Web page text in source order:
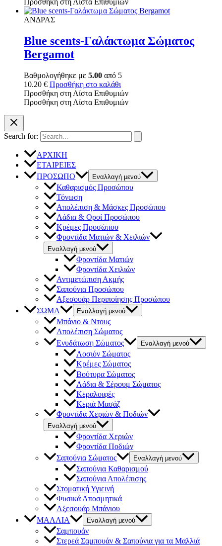
Προσθήκη στη Λίστα Επιθυμιών
ΑΝΔΡΑΣ
Blue scents-Γαλάκτωμα Σώματος
Bergamot
Βαθμολογήθηκε με 5.00 από 5
10.20 € Προσθήκη στο καλάθι
Προσθήκη στη Λίστα Επιθυμιών
Προσθήκη στη Λίστα Επιθυμιών
Search for:
ΑΡΧΙΚΗ
ΕΤΑΙΡΕΙΕΣ
ΠΡΟΣΩΠΟ
Εναλλαγή μενού
Καθαρισμός Προσώπου
Τόνωση
Απολέπιση & Μάσκες Προσώπου
Λάδια & Οροί Προσώπου
Κρέμες Προσώπου
Φροντίδα Ματιών & Χειλιών
Εναλλαγή μενού
Φροντίδα Ματιών
Φροντίδα Χειλιών
Αντιμετώπιση Ακμής
Σαπούνια Προσώπου
Αξεσουάρ Περιποίησης Προσώπου
ΣΩΜΑ
Εναλλαγή μενού
Μπάνιο & Ντους
Απολέπιση Σώματος
Ενυδάτωση Σώματος
Εναλλαγή μενού
Λοσιόν Σώματος
Κρέμες Σώματος
Βούτυρα Σώματος
Λάδια & Σέρουμ Σώματος
Κεραλοιφές
Κεριά Μασάζ
Φροντίδα Χεριών & Ποδιών
Εναλλαγή μενού
Φροντίδα Χεριών
Φροντίδα Ποδιών
Σαπούνια Σώματος
Εναλλαγή μενού
Σαπούνια Καθαρισμού
Σαπούνια Απολέπισης
Στοματική Υγιεινή
Φυσικά Αποσμητικά
Αξεσουάρ Μπάνιου
ΜΑΛΛΙΑ
Εναλλαγή μενού
Σαμπουάν
Στερεά Σαμπουάν & Σαπούνια για τα Μαλλιά